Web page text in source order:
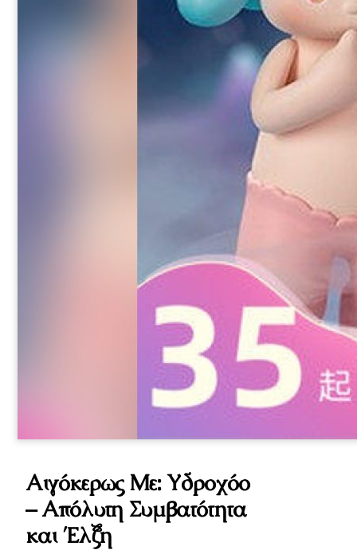
Αιγόκερως Με: Υδροχόο
– Απόλυτη Συμβατότητα
και Έλξη